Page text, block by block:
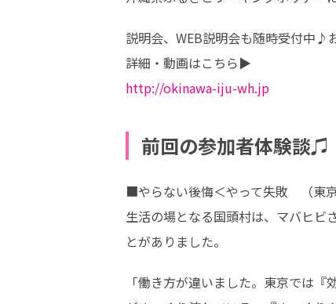
説明会、WEB説明会も随時受付中♪
http://okinawa-iju-wh.jp
前回の参加者体験談♫
■やらない後悔＜やって失敗　（東
生活の場となる国頭村は、マバヒビ
とがありました。
「働き方が違いました。東京では